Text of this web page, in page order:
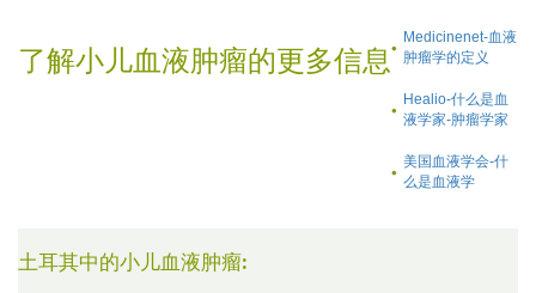
了解小儿血液肿瘤的更多信息
Medicinenet-血液
肿瘤学的定义
Healio-什么是血
液学家-肿瘤学家
美国血液学会-什
么是血液学
土耳其中的小儿血液肿瘤: